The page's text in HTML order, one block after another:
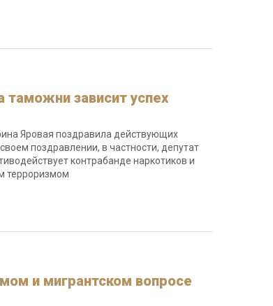
таможни зависит успех
Яровая поздравила действующих
поздравлении, в частности, депутат
контрабанде наркотиков и
терроризмом
и мигрантском вопросе